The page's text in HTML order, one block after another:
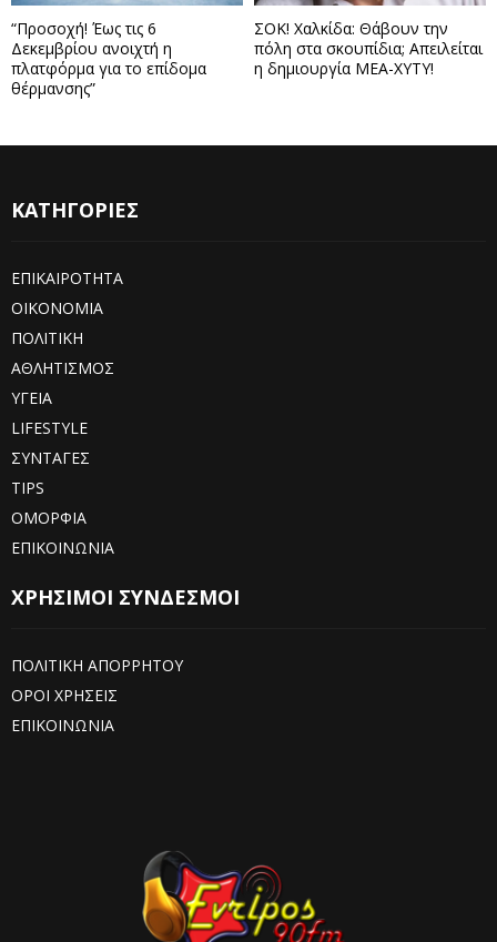
“Προσοχή! Έως τις 6
Δεκεμβρίου ανοιχτή η
πλατφόρμα για το επίδομα
θέρμανσης”
ΣΟΚ! Χαλκίδα: Θάβουν την
πόλη στα σκουπίδια; Απειλείται
η δημιουργία ΜΕΑ-ΧΥΤΥ!
ΚΑΤΗΓΟΡΙΕΣ
ΕΠΙΚΑΙΡΟΤΗΤΑ
ΟΙΚΟΝΟΜΙΑ
ΠΟΛΙΤΙΚΗ
ΑΘΛΗΤΙΣΜΟΣ
ΥΓΕΙΑ
LIFESTYLE
ΣΥΝΤΑΓΕΣ
TIPS
ΟΜΟΡΦΙΑ
ΕΠΙΚΟΙΝΩΝΙΑ
ΧΡΗΣΙΜΟΙ ΣΥΝΔΕΣΜΟΙ
ΠΟΛΙΤΙΚΗ ΑΠΟΡΡΗΤΟΥ
ΟΡΟΙ ΧΡΗΣΕΙΣ
ΕΠΙΚΟΙΝΩΝΙΑ